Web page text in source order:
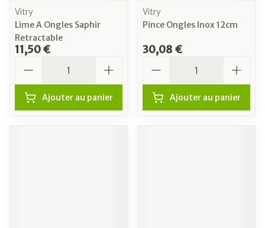
Vitry
Lime A Ongles Saphir
Retractable
11,50 €
Ajouter au panier
Vitry
Pince Ongles Inox 12cm
30,08 €
Ajouter au panier